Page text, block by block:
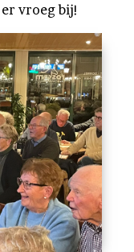
vroeg bij!